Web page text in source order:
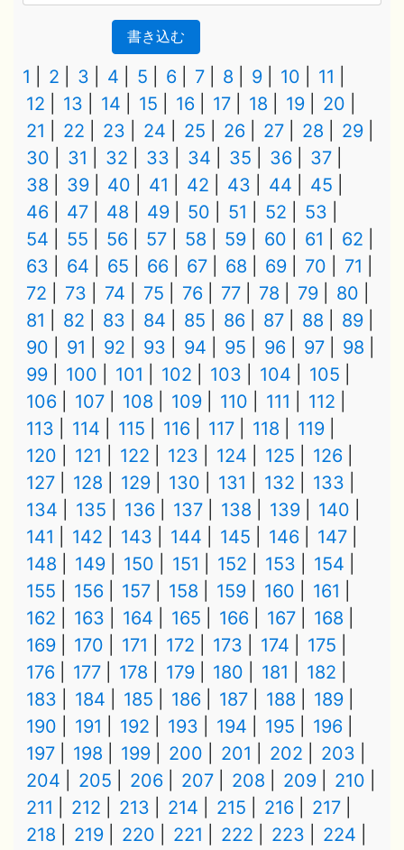
書き込む
1 2 3 4 5 6 7 8 9 10
11
12
13 14 15 16 17 18 19
20
21
22 23 24 25 26 27 28
29
30
31 32 33 34 35 36
37
38
39 40 41 42 43 44
45
46
47 48 49 50 51 52
53
54
55 56 57 58 59 60 61
62
63
64 65 66 67 68 69 70
71
72
73 74 75 76 77 78 79
80
81
82 83 84 85 86 87 88
89
90
91 92 93 94 95 96 97
98
99
100 101 102 103 104
105
106
107 108 109 110 111
112
113
114 115 116 117 118
119
120
121 122 123 124 125
126
127
128 129 130 131 132
133
134
135 136 137 138 139
140
141
142 143 144 145 146
147
148
149 150 151 152 153
154
155
156 157 158 159 160
161
162
163 164 165 166 167
168
169
170 171 172 173 174
175
176
177 178 179 180 181
182
183
184 185 186 187 188
189
190
191 192 193 194 195
196
197
198 199 200 201 202
203
204
205 206 207 208 209
210
211
212 213 214 215 216
217
218
219 220 221 222 223
224